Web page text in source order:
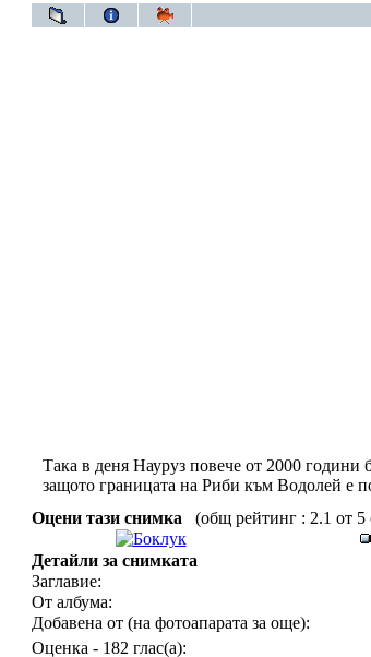
Така в деня Науруз повече от 2000 години
защото границата на Риби към Водолей е
Оцени тази снимка
(общ рейтинг : 2.1 от 5
Детайли за снимката
Заглавие:
От албума:
Добавена от (на фотоапарата за още):
Оценка - 182 глас(а):